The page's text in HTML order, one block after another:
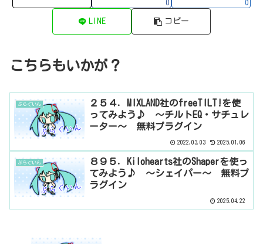
0 0
LINE コピー
こちらもいかが？
ぷらぐいん
２５４．MIXLAND社のfreeTILT!を使
ってみよう♪ ～チルトEQ・サチュレ
ーター～ 無料プラグイン
2022.03.03 2025.01.06
ぷらぐいん
８９５．Kilohearts社のShaperを使っ
てみよう♪ ～シェイパー～ 無料プ
ラグイン
2025.04.22